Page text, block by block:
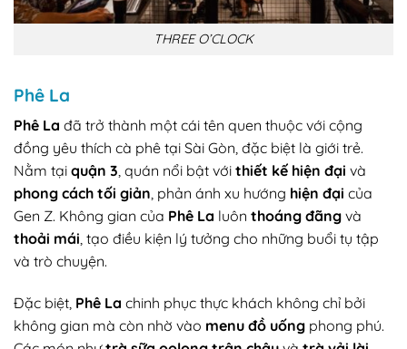
THREE O’CLOCK
Phê La
Phê La đã trở thành một cái tên quen thuộc với cộng
đồng yêu thích cà phê tại Sài Gòn, đặc biệt là giới trẻ.
Nằm tại quận 3, quán nổi bật với thiết kế hiện đại và
phong cách tối giản, phản ánh xu hướng hiện đại của
Gen Z. Không gian của Phê La luôn thoáng đãng và
thoải mái, tạo điều kiện lý tưởng cho những buổi tụ tập
và trò chuyện.
Đặc biệt, Phê La chinh phục thực khách không chỉ bởi
không gian mà còn nhờ vào menu đồ uống phong phú.